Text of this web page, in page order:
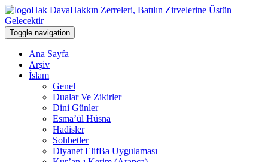
Hak DavaHakkın Zerreleri, Batılın Zirvelerine Üstün
Gelecektir
Toggle navigation
Ana Sayfa
Arşiv
İslam
Genel
Dualar Ve Zikirler
Dini Günler
Esma’ül Hüsna
Hadisler
Sohbetler
Diyanet ElifBa Uygulaması